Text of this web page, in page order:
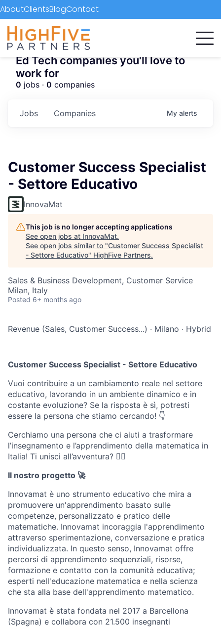
AboutClientsBlogContact
Ed Tech companies you'll love to
work for
0 jobs · 0 companies
Jobs Companies My alerts
Customer Success Specialist
- Settore Educativo
InnovaMat
This job is no longer accepting applications
See open jobs at InnovaMat.
See open jobs similar to "Customer Success Specialist
- Settore Educativo" HighFive Partners.
Sales & Business Development, Customer Service
Milan, Italy
Posted 6+ months ago
Revenue (Sales, Customer Success...) · Milano · Hybrid
Customer Success Specialist - Settore Educativo
Vuoi contribuire a un cambiamento reale nel settore
educativo, lavorando in un ambiente dinamico e in
costante evoluzione? Se la risposta è sì, potresti
essere la persona che stiamo cercando! 👇
Cerchiamo una persona che ci aiuti a trasformare
l’insegnamento e l’apprendimento della matematica in
Italia! Ti unisci all’avventura? 👯‍♀️
Il nostro progetto 🚀
Innovamat è uno strumento educativo che mira a
promuovere un'apprendimento basato sulle
competenze, personalizzato e pratico delle
matematiche. Innovamat incoraggia l'apprendimento
attraverso sperimentazione, conversazione e pratica
individualizzata. In questo senso, Innovamat offre
percorsi di apprendimento sequenziali, risorse,
formazione e contatto con la comunità educativa;
esperti nell'educazione matematica e nella scienza
che sta alla base dell'apprendimento matematico.
Innovamat è stata fondata nel 2017 a Barcellona
(Spagna) e collabora con 21.500 insegnanti